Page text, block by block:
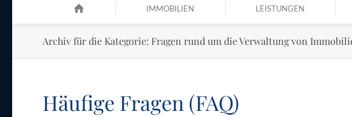
IMMOBILIEN LEISTUNGEN
Archiv für die Kategorie: Fragen rund um die Verwaltung von
Häufige Fragen (FAQ)